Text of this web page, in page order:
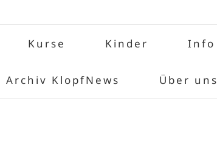
Kurse Kinder Info
Archiv KlopfNews Über uns